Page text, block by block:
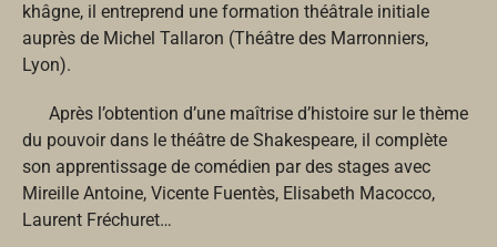
khâgne, il entreprend une formation théâtrale initiale
auprès de Michel Tallaron (Théâtre des Marronniers,
Lyon).
Après l’obtention d’une maîtrise d’histoire sur le thème
du pouvoir dans le théâtre de Shakespeare, il complète
son apprentissage de comédien par des stages avec
Mireille Antoine, Vicente Fuentès, Elisabeth Macocco,
Laurent Fréchuret…